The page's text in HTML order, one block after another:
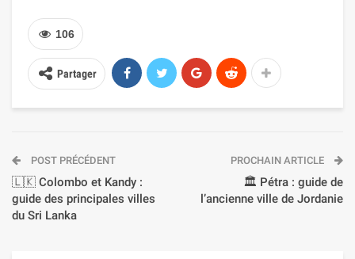
106
Partager
POST PRÉCÉDENT
🇱🇰 Colombo et Kandy :
guide des principales villes
du Sri Lanka
PROCHAIN ARTICLE
🏛️ Pétra : guide de
l’ancienne ville de Jordanie